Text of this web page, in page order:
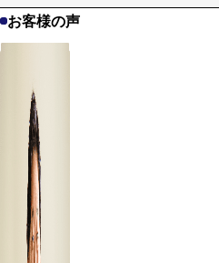
お客様の声